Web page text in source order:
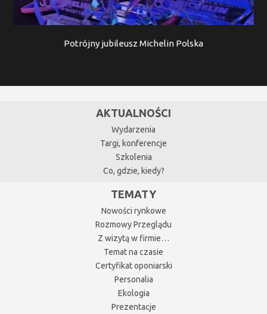
Potrójny jubileusz Michelin Polska
AKTUALNOŚCI
Wydarzenia
Targi, konferencje
Szkolenia
Co, gdzie, kiedy?
TEMATY
Nowości rynkowe
Rozmowy Przeglądu
Z wizytą w firmie…
Temat na czasie
Certyfikat oponiarski
Personalia
Ekologia
Prezentacje